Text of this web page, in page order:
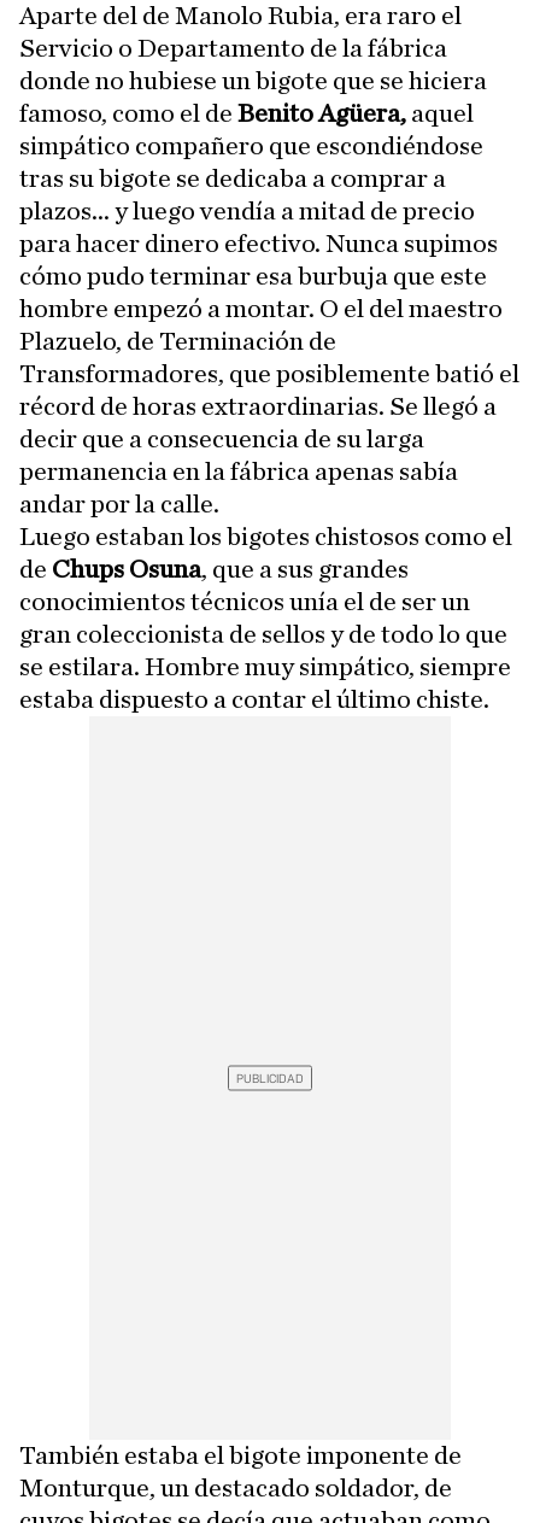
Aparte del de Manolo Rubia, era raro el
Servicio o Departamento de la fábrica
donde no hubiese un bigote que se hiciera
famoso, como el de Benito Agüera, aquel
simpático compañero que escondiéndose
tras su bigote se dedicaba a comprar a
plazos... y luego vendía a mitad de precio
para hacer dinero efectivo. Nunca supimos
cómo pudo terminar esa burbuja que este
hombre empezó a montar. O el del maestro
Plazuelo, de Terminación de
Transformadores, que posiblemente batió el
récord de horas extraordinarias. Se llegó a
decir que a consecuencia de su larga
permanencia en la fábrica apenas sabía
andar por la calle.
Luego estaban los bigotes chistosos como el
de Chups Osuna, que a sus grandes
conocimientos técnicos unía el de ser un
gran coleccionista de sellos y de todo lo que
se estilara. Hombre muy simpático, siempre
estaba dispuesto a contar el último chiste.
También estaba el bigote imponente de
Monturque, un destacado soldador, de